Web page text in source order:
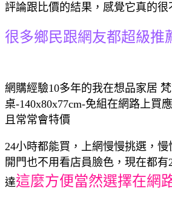
評論跟比價的結果，感覺它真的很
很多鄉民跟網友都超級推
網購經驗10多年的我在想品家居
桌-140x80x77cm-免組在網路上買
且常常會特價
24小時都能買，上網慢慢挑選，
開門也不用看店員臉色，現在都有
達這麼方便當然選擇在網